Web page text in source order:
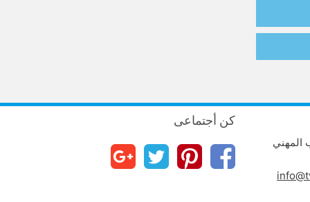
المهني
كن أجتماعى